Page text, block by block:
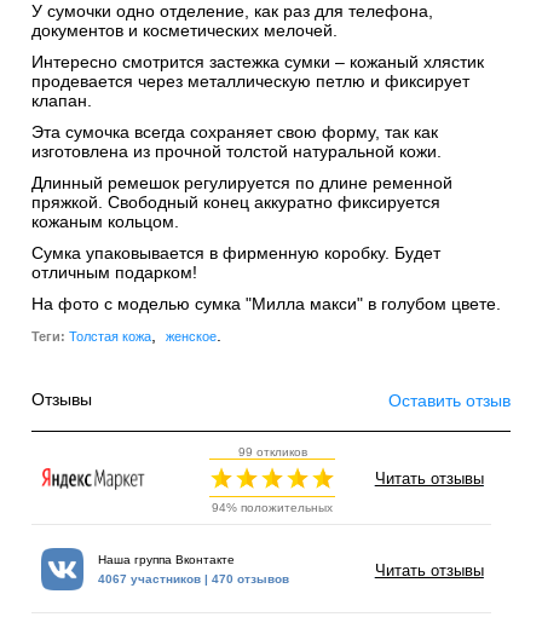
У сумочки одно отделение, как раз для телефона,
документов и косметических мелочей.
Интересно смотрится застежка сумки – кожаный хлястик
продевается через металлическую петлю и фиксирует
клапан.
Эта сумочка всегда сохраняет свою форму, так как
изготовлена из прочной толстой натуральной кожи.
Длинный ремешок регулируется по длине ременной
пряжкой. Свободный конец аккуратно фиксируется
кожаным кольцом.
Сумка упаковывается в фирменную коробку. Будет
отличным подарком!
На фото с моделью сумка "Милла макси" в голубом цвете.
Теги: Толстая кожа женское.
Отзывы Оставить отзыв
99 откликов
94% положительных
Читать отзывы
Наша группа Вконтакте
4067 участников | 470 отзывов
Читать отзывы